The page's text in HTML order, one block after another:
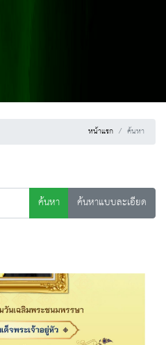
หน้าแรก ค้นหา
ค้นหา
ค้นหาแบบละเอียด